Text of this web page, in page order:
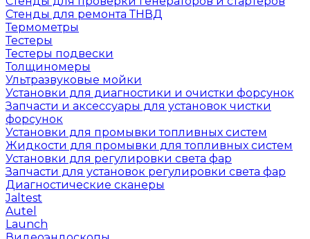
Стенды для ремонта ТНВД
Термометры
Тестеры
Тестеры подвески
Толщиномеры
Ультразвуковые мойки
Установки для диагностики и очистки форсунок
Запчасти и аксессуары для установок чистки
форсунок
Установки для промывки топливных систем
Жидкости для промывки для топливных систем
Установки для регулировки света фар
Запчасти для установок регулировки света фар
Диагностические сканеры
Jaltest
Autel
Launch